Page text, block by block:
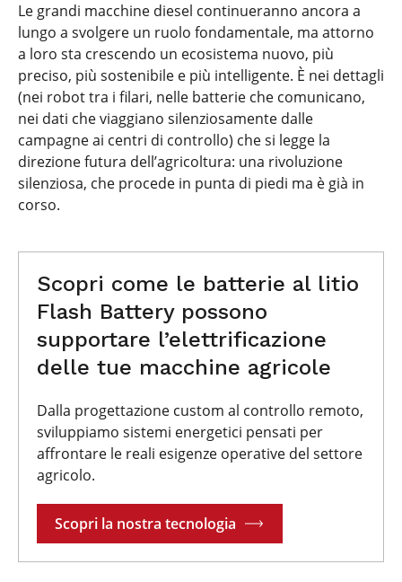
Le grandi macchine diesel continueranno ancora a
lungo a svolgere un ruolo fondamentale, ma attorno
a loro sta crescendo un ecosistema nuovo, più
preciso, più sostenibile e più intelligente. È nei dettagli
(nei robot tra i filari, nelle batterie che comunicano,
nei dati che viaggiano silenziosamente dalle
campagne ai centri di controllo) che si legge la
direzione futura dell’agricoltura: una rivoluzione
silenziosa, che procede in punta di piedi ma è già in
corso.
Scopri come le batterie al litio
Flash Battery possono
supportare l’elettrificazione
delle tue macchine agricole
Dalla progettazione custom al controllo remoto,
sviluppiamo sistemi energetici pensati per
affrontare le reali esigenze operative del settore
agricolo.
Scopri la nostra tecnologia